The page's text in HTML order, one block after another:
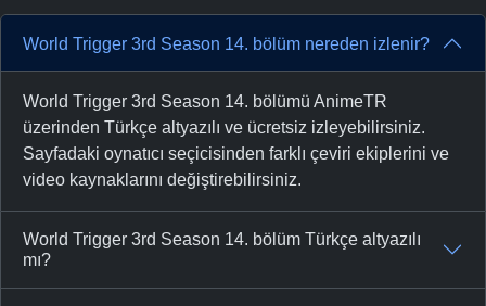
World Trigger 3rd Season 14. bölüm nereden izlenir?
World Trigger 3rd Season 14. bölümü AnimeTR
üzerinden Türkçe altyazılı ve ücretsiz izleyebilirsiniz.
Sayfadaki oynatıcı seçicisinden farklı çeviri ekiplerini ve
video kaynaklarını değiştirebilirsiniz.
World Trigger 3rd Season 14. bölüm Türkçe altyazılı
mı?